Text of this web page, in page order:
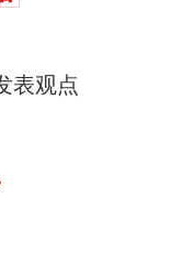
表观点
考试，成绩